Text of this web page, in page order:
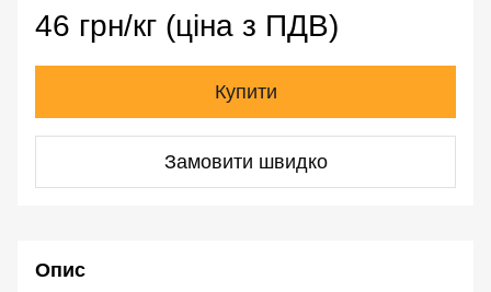
46 грн/кг (ціна з ПДВ)
Купити
Замовити швидко
Опис